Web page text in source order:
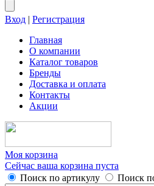
Вход | Регистрация
Главная
О компании
Каталог товаров
Бренды
Доставка и оплата
Контакты
Акции
Моя корзина
Сейчас ваша корзина пуста
Поиск по артикулу
Поиск